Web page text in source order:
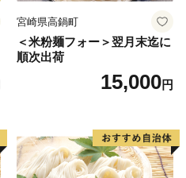
宮崎県高鍋町
＜米粉麺フォー＞翌月末迄に
順次出荷
15,000円